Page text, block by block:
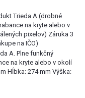
Trieda A (drobné
na kryte alebo v
pixelov) Záruka 3
na IČO)
A. Plne funkčný
na kryte alebo v okolí
Hĺbka: 274 mm Výška: